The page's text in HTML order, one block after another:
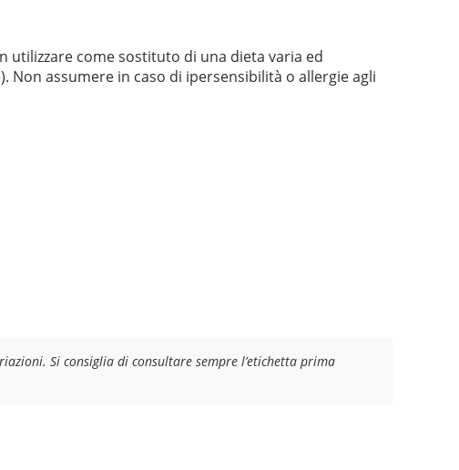
utilizzare come sostituto di una dieta varia ed
Non assumere in caso di ipersensibilità o allergie agli
Si consiglia di consultare sempre l’etichetta prima